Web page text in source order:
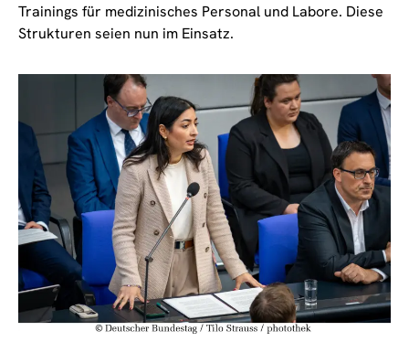
Trainings für medizinisches Personal und Labore. Diese
Strukturen seien nun im Einsatz.